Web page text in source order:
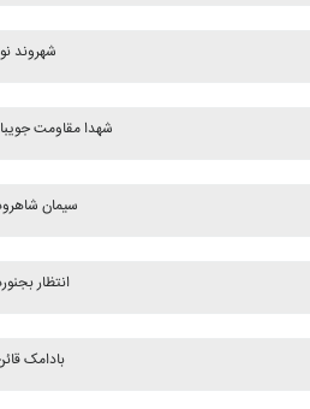
شهروند
شهدا مقاومت
سيمان
انتظار
بادامک